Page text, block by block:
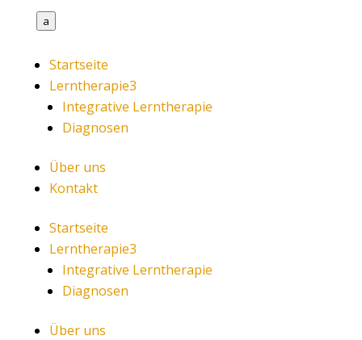
a
Startseite
Lerntherapie3
Integrative Lerntherapie
Diagnosen
Über uns
Kontakt
Startseite
Lerntherapie3
Integrative Lerntherapie
Diagnosen
Über uns